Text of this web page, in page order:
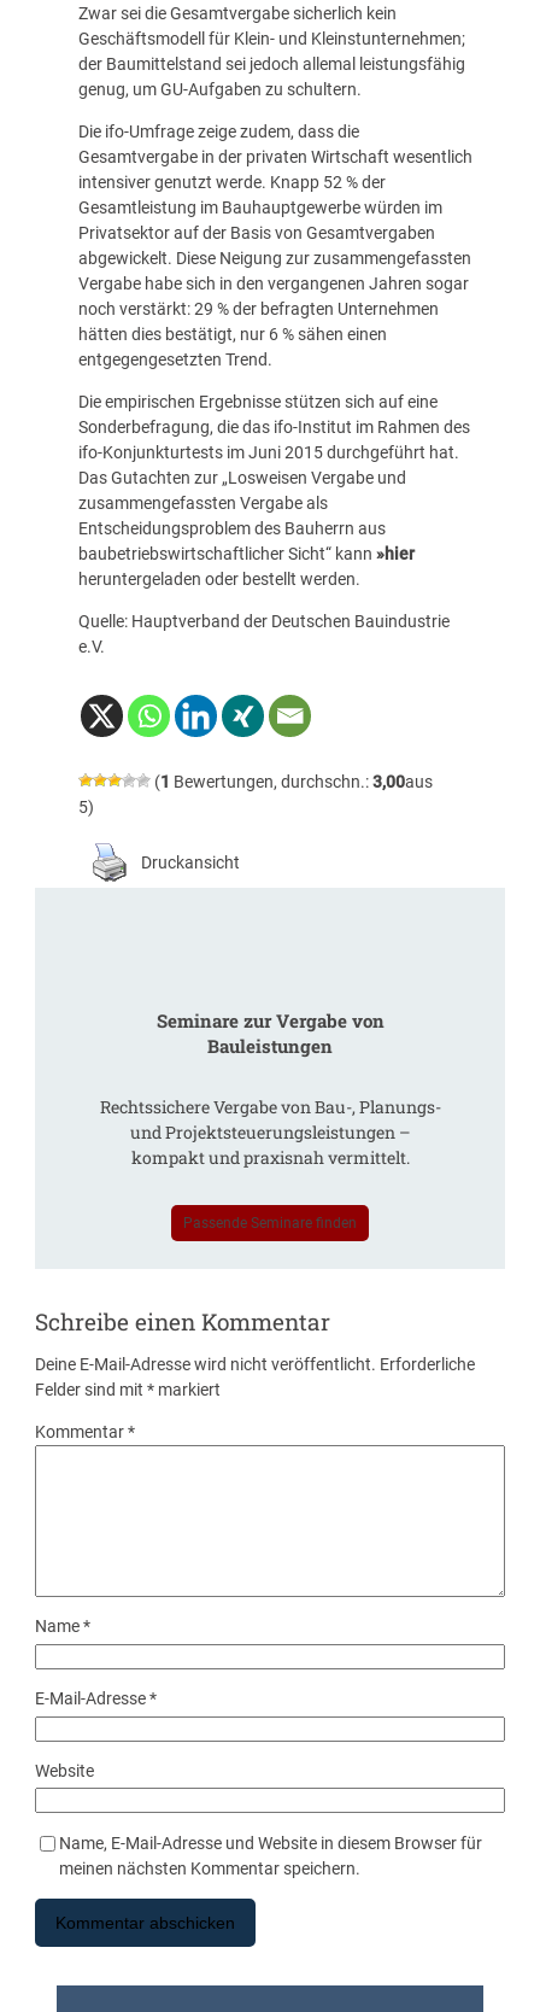
Zwar sei die Gesamtvergabe sicherlich kein
Geschäftsmodell für Klein- und Kleinstunternehmen;
der Baumittelstand sei jedoch allemal leistungsfähig
genug, um GU-Aufgaben zu schultern.
Die ifo-Umfrage zeige zudem, dass die
Gesamtvergabe in der privaten Wirtschaft wesentlich
intensiver genutzt werde. Knapp 52 % der
Gesamtleistung im Bauhauptgewerbe würden im
Privatsektor auf der Basis von Gesamtvergaben
abgewickelt. Diese Neigung zur zusammengefassten
Vergabe habe sich in den vergangenen Jahren sogar
noch verstärkt: 29 % der befragten Unternehmen
hätten dies bestätigt, nur 6 % sähen einen
entgegengesetzten Trend.
Die empirischen Ergebnisse stützen sich auf eine
Sonderbefragung, die das ifo-Institut im Rahmen des
ifo-Konjunkturtests im Juni 2015 durchgeführt hat.
Das Gutachten zur „Losweisen Vergabe und
zusammengefassten Vergabe als
Entscheidungsproblem des Bauherrn aus
baubetriebswirtschaftlicher Sicht“ kann »hier
heruntergeladen oder bestellt werden.
Quelle: Hauptverband der Deutschen Bauindustrie
e.V.
(1 Bewertungen, durchschn.:3,00aus
5)
Druckansicht
Seminare zur Vergabe von
Bauleistungen
Rechtssichere Vergabe von Bau-, Planungs-
und Projektsteuerungsleistungen –
kompakt und praxisnah vermittelt.
Passende Seminare finden
Schreibe einen Kommentar
Deine E-Mail-Adresse wird nicht veröffentlicht. Erforderliche
Felder sind mit* markiert
Kommentar*
Name*
E-Mail-Adresse*
Website
Name, E-Mail-Adresse und Website in diesem Browser für
meinen nächsten Kommentar speichern.